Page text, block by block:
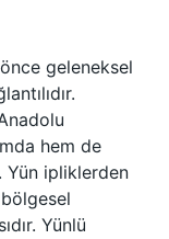
geleneksel
hem de
Yün ipliklerden
Yünlü